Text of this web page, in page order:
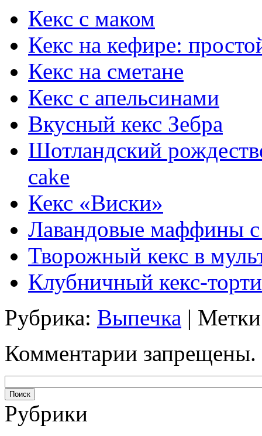
Кекс с маком
Кекс на кефире:
Кекс на сметане
Кекс с апельсинами
Вкусный кекс Зебра
Шотландский
cake
Кекс «Виски»
Лавандовые маффины
Творожный кекс в
Клубничный кекс-
Рубрика: Выпечка |
Комментарии запрещены.
Рубрики